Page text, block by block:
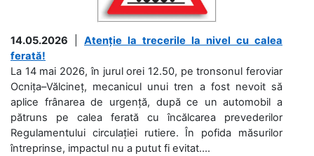
14.05.2026
Atenție la trecerile la nivel cu calea
ferată!
La 14 mai 2026, în jurul orei 12.50, pe tronsonul feroviar
Ocnița–Vălcineț, mecanicul unui tren a fost nevoit să
aplice frânarea de urgență, după ce un automobil a
pătruns pe calea ferată cu încălcarea prevederilor
Regulamentului circulației rutiere. În pofida măsurilor
întreprinse, impactul nu a putut fi evitat....